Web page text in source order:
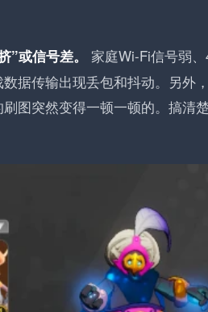
”或信号差。
家庭Wi-Fi信号弱
据传输出现丢包和抖动。另外
图突然变得一顿一顿的。搞清